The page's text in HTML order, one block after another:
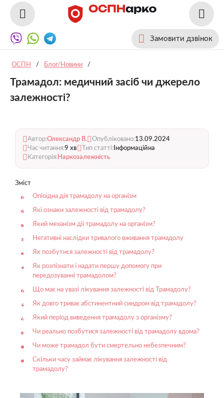
Замовити дзвінок
ОСПН / Блог/Новини /
Трамадол: медичний засіб чи джерело
залежності?
Автор:Олександр В. Опубліковано:13.09.2024
Час читання:9 хв Тип статті: Інформаційна
Категорія:Наркозалежність
Зміст
Опіоїдна дія трамадолу на організм
Які ознаки залежності від трамадолу?
Який механізм дії трамадолу на організм?
Негативні наслідки тривалого вживання трамадолу
Як позбутися залежності від трамадолу?
Як розпізнати і надати першу допомогу при
передозуванні трамадолом?
Що має на увазі лікування залежності від Трамадолу?
Як довго триває абстинентний синдром від трамадолу?
Який період виведення трамадолу з організму?
Чи реально позбутися залежності від трамадолу вдома?
Чи може трамадол бути смертельно небезпечним?
Скільки часу займає лікування залежності від
трамадолу?